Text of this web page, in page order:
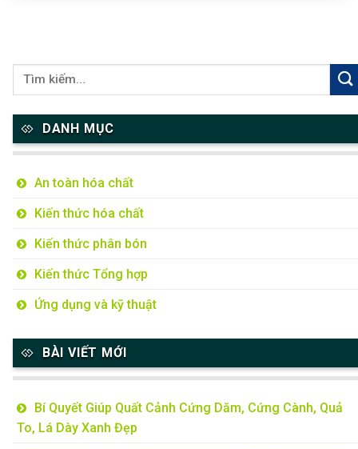
DANH MỤC
An toàn hóa chất
Kiến thức hóa chất
Kiến thức phân bón
Kiến thức Tổng hợp
Ứng dụng và kỹ thuật
BÀI VIẾT MỚI
Bí Quyết Giúp Quất Cảnh Cứng Dăm, Cứng Cành, Quả
To, Lá Dày Xanh Đẹp